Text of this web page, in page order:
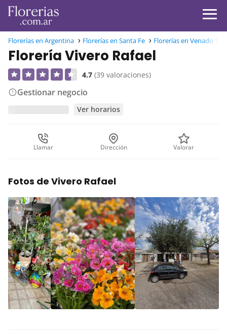
Florerías en Argentina Florerías en Santa Fe Florerías en Venado
Florería Vivero Rafael
4.7 (39 valoraciones)
Gestionar negocio
Ver horarios
Llamar Dirección Valorar
Fotos de Vivero Rafael